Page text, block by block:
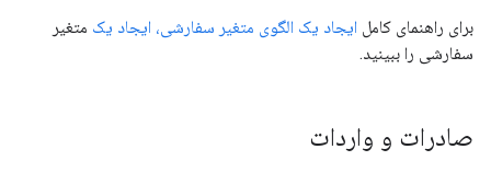
برای راهنمای کامل ایجاد یک الگوی متغیر سفارشی، ایجاد یک متغیر
سفارشی را ببینید.
صادرات و واردات